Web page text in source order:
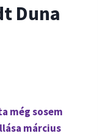
Duna
még sosem
március